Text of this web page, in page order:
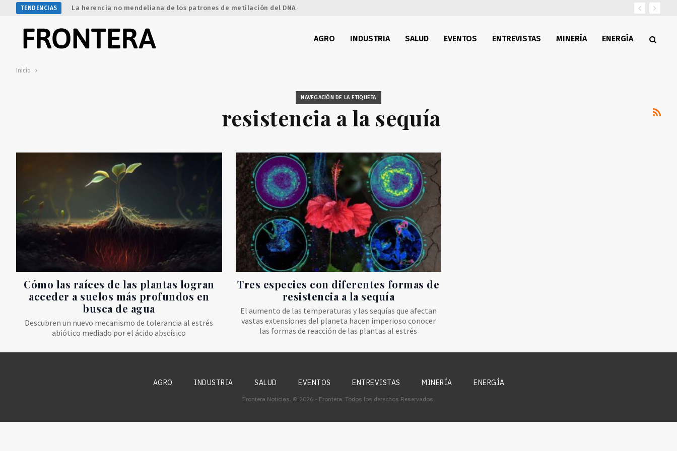
TENDENCIAS La herencia no mendeliana de los patrones de metilación del DNA
AGRO INDUSTRIA SALUD EVENTOS ENTREVISTAS MINERÍA ENERGÍA
Inicio
NAVEGACIÓN DE LA ETIQUETA
resistencia a la sequía
Cómo las raíces de las plantas logran
acceder a suelos más profundos en
busca de agua
Descubren un nuevo mecanismo de tolerancia al estrés
abiótico mediado por el ácido abscísico
Tres especies con diferentes formas de
resistencia a la sequía
El aumento de las temperaturas y las sequías que afectan
vastas extensiones del planeta hacen imperioso conocer
las formas de reacción de las plantas al estrés
AGRO INDUSTRIA SALUD EVENTOS ENTREVISTAS MINERÍA ENERGÍA
Frontera Noticias. © 2026 - Frontera. Todos los derechos Reservados.